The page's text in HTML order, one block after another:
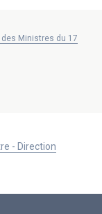
Ministres du 17
- Direction